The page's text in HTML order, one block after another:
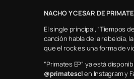
NACHO Y CESAR DE
El single principal, “Tiempos
canción habla de la rebeldía,
que el rock es una forma de
“Primates EP” ya está
@primatesclen Instagram y